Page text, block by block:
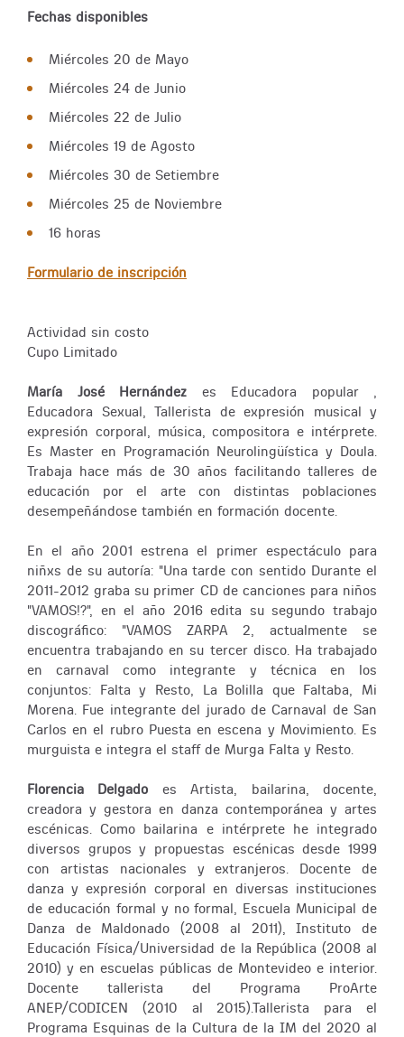
Fechas disponibles
Miércoles 20 de Mayo
Miércoles 24 de Junio
Miércoles 22 de Julio
Miércoles 19 de Agosto
Miércoles 30 de Setiembre
Miércoles 25 de Noviembre
16 horas
Formulario de inscripción
Actividad sin costo
Cupo Limitado
María José Hernández es Educadora popular ,
Educadora Sexual, Tallerista de expresión musical y
expresión corporal, música, compositora e intérprete.
Es Master en Programación Neurolingüística y Doula.
Trabaja hace más de 30 años facilitando talleres de
educación por el arte con distintas poblaciones
desempeñándose también en formación docente.
En el año 2001 estrena el primer espectáculo para
niñxs de su autoría: "Una tarde con sentido Durante el
2011-2012 graba su primer CD de canciones para niños
"VAMOS!?", en el año 2016 edita su segundo trabajo
discográfico: "VAMOS ZARPA 2, actualmente se
encuentra trabajando en su tercer disco. Ha trabajado
en carnaval como integrante y técnica en los
conjuntos: Falta y Resto, La Bolilla que Faltaba, Mi
Morena. Fue integrante del jurado de Carnaval de San
Carlos en el rubro Puesta en escena y Movimiento. Es
murguista e integra el staff de Murga Falta y Resto.
Florencia Delgado es Artista, bailarina, docente,
creadora y gestora en danza contemporánea y artes
escénicas. Como bailarina e intérprete he integrado
diversos grupos y propuestas escénicas desde 1999
con artistas nacionales y extranjeros. Docente de
danza y expresión corporal en diversas instituciones
de educación formal y no formal, Escuela Municipal de
Danza de Maldonado (2008 al 2011), Instituto de
Educación Física/Universidad de la República (2008 al
2010) y en escuelas públicas de Montevideo e interior.
Docente tallerista del Programa ProArte
ANEP/CODICEN (2010 al 2015).Tallerista para el
Programa Esquinas de la Cultura de la IM del 2020 al